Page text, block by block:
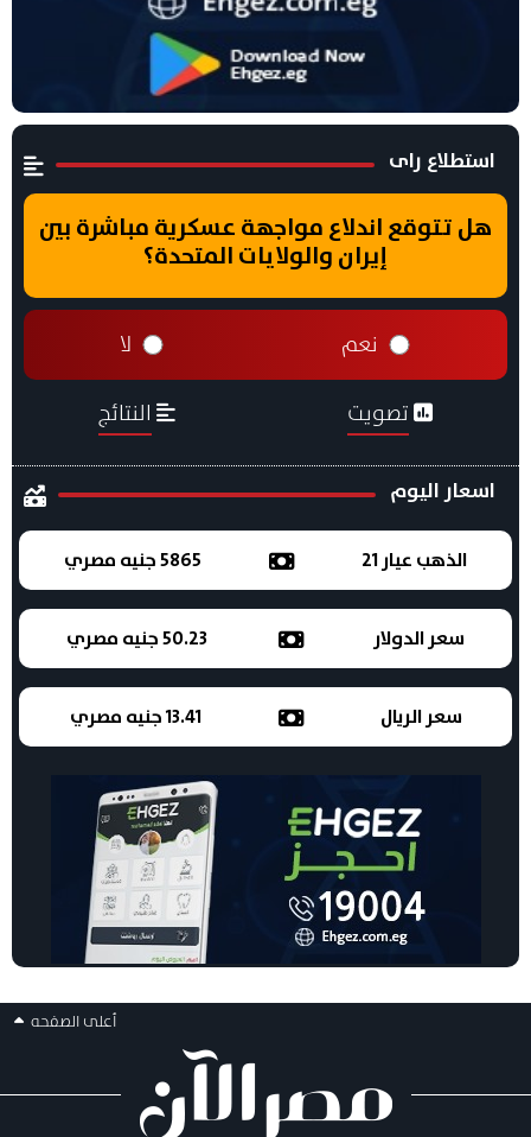
استطلاع راى
هل تتوقع اندلاع مواجهة عسكرية مباشرة بين
إيران والولايات المتحدة؟
نعم لا
تصويت النتائج
اسعار اليوم
الذهب عيار 21 5865 جنيه مصري
سعر الدولار 50.23 جنيه مصري
سعر الريال 13.41 جنيه مصري
أعلى الصفحه